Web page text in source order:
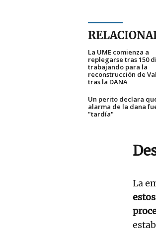
La UME comienza a
replegarse tras 150
trabajando para la
reconstrucción de
tras la DANA
Un perito declara
alarma de la dana
"tardía"
La